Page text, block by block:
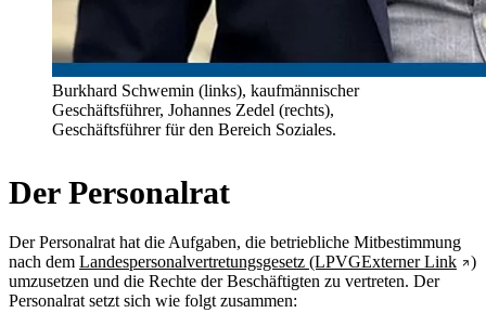
Burkhard Schwemin (links), kaufmännischer
Geschäftsführer, Johannes Zedel (rechts),
Geschäftsführer für den Bereich Soziales.
Der Personalrat
Der Personalrat hat die Aufgaben, die betriebliche Mitbestimmung
nach dem Landespersonalvertretungsgesetz (LPVGExterner Link
)
umzusetzen und die Rechte der Beschäftigten zu vertreten. Der
Personalrat setzt sich wie folgt zusammen: